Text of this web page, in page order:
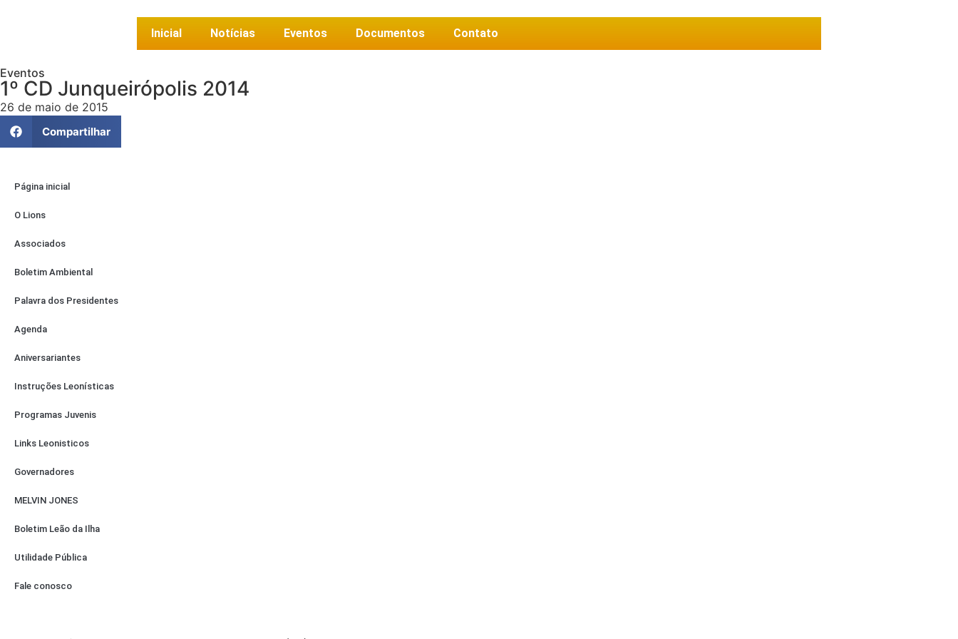
Inicial Notícias Eventos Documentos Contato
Eventos
1º CD Junqueirópolis 2014
26 de maio de 2015
Compartilhar
Página inicial
O Lions
Associados
Boletim Ambiental
Palavra dos Presidentes
Agenda
Aniversariantes
Instruções Leonísticas
Programas Juvenis
Links Leonisticos
Governadores
MELVIN JONES
Boletim Leão da Ilha
Utilidade Pública
Fale conosco